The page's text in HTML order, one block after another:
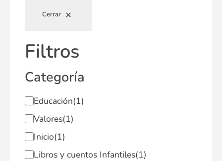
Cerrar
Filtros
Categoría
Educación(1)
Valores(1)
Inicio(1)
Libros y cuentos Infantiles(1)